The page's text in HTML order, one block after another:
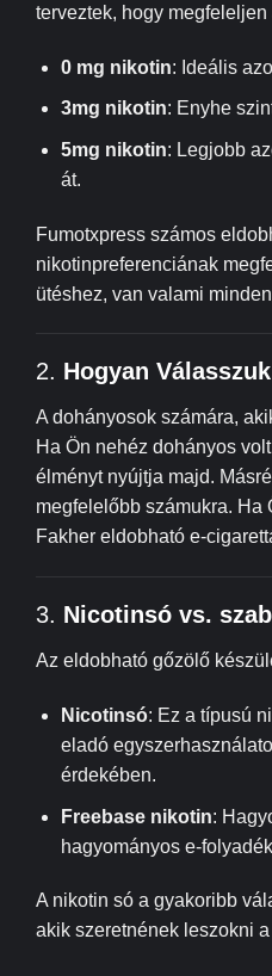
terveztek, hogy
0 mg nikotin: Ideális
3mg nikotin: Enyhe
5mg nikotin: Legjobb
át.
Fumotxpress számos
nikotinpreferenciának
ütéshez, van valami
2. Hogyan
A dohányosok számára,
Ha Ön nehéz dohányos
élményt nyújtja majd.
megfelelőbb számukra. Ha
Fakher eldobható e-
3. Nicotinsó vs.
Az eldobható gőzölő
Nicotinsó: Ez a típusú
eladó
érdekében.
Freebase nikotin:
hagyományos e-
A nikotin só a gyakoribb
akik szeretnének leszokni